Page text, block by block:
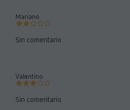
Mariano
Sin comentario
Valentino
Sin comentario